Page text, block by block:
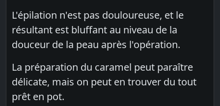
L'épilation n'est pas douloureuse, et le
résultant est bluffant au niveau de la
douceur de la peau après l'opération.
La préparation du caramel peut paraître
délicate, mais on peut en trouver du tout
prêt en pot.